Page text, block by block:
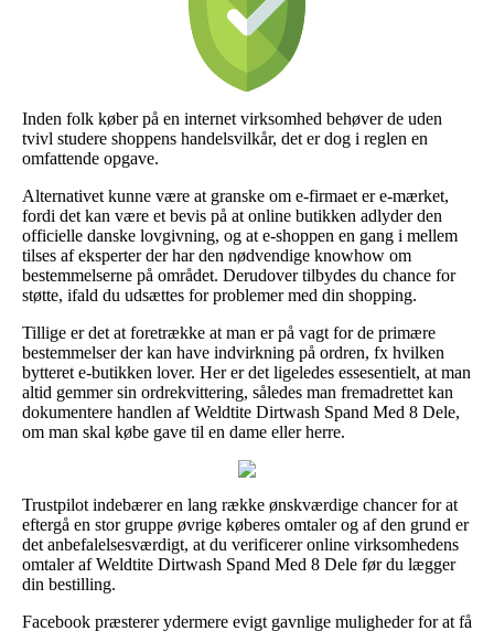
Inden folk køber på en internet virksomhed behøver de uden
tvivl studere shoppens handelsvilkår, det er dog i reglen en
omfattende opgave.
Alternativet kunne være at granske om e-firmaet er e-mærket,
fordi det kan være et bevis på at online butikken adlyder den
officielle danske lovgivning, og at e-shoppen en gang i mellem
tilses af eksperter der har den nødvendige knowhow om
bestemmelserne på området. Derudover tilbydes du chance for
støtte, ifald du udsættes for problemer med din shopping.
Tillige er det at foretrække at man er på vagt for de primære
bestemmelser der kan have indvirkning på ordren, fx hvilken
bytteret e-butikken lover. Her er det ligeledes essesentielt, at man
altid gemmer sin ordrekvittering, således man fremadrettet kan
dokumentere handlen af Weldtite Dirtwash Spand Med 8 Dele,
om man skal købe gave til en dame eller herre.
Trustpilot indebærer en lang række ønskværdige chancer for at
eftergå en stor gruppe øvrige køberes omtaler og af den grund er
det anbefalelsesværdigt, at du verificerer online virksomhedens
omtaler af Weldtite Dirtwash Spand Med 8 Dele før du lægger
din bestilling.
Facebook præsterer ydermere evigt gavnlige muligheder for at få